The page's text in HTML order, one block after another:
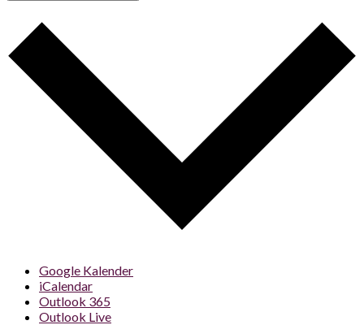
Google Kalender
iCalendar
Outlook 365
Outlook Live